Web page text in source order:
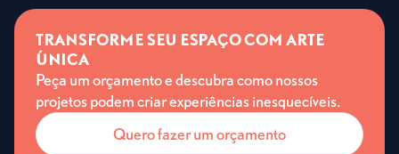
TRANSFORME SEU ESPAÇO COM ARTE
ÚNICA
Peça um orçamento e descubra como nossos
projetos podem criar experiências inesquecíveis.
Quero fazer um orçamento